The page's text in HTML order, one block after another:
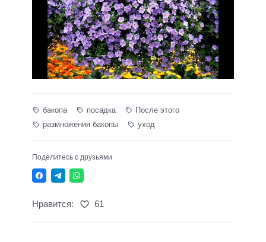
бакопа посадка
После этого
размножения бакопы
уход
Поделитесь с друзьями
Нравится: 61